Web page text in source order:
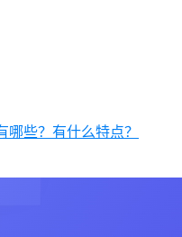
哪些？有什么特点？